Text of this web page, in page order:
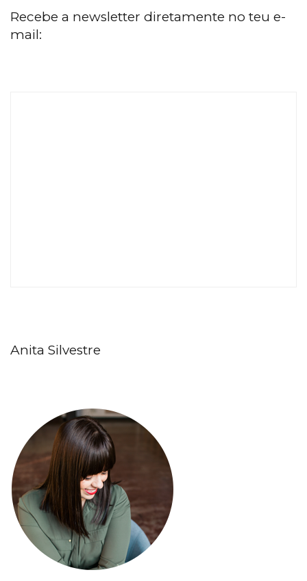
Recebe a newsletter diretamente no teu e-
mail:
Anita Silvestre